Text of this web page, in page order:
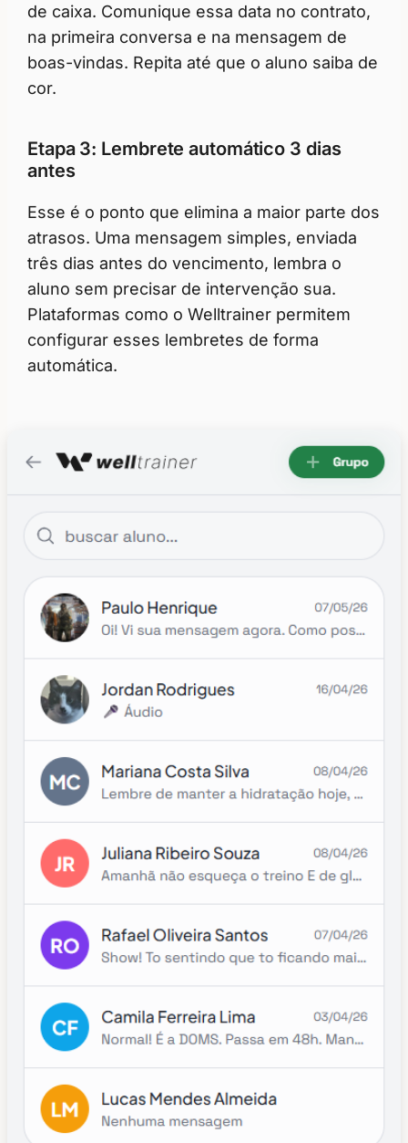
de caixa. Comunique essa data no contrato,
na primeira conversa e na mensagem de
boas-vindas. Repita até que o aluno saiba de
cor.
Etapa 3: Lembrete automático 3 dias
antes
Esse é o ponto que elimina a maior parte dos
atrasos. Uma mensagem simples, enviada
três dias antes do vencimento, lembra o
aluno sem precisar de intervenção sua.
Plataformas como o Welltrainer permitem
configurar esses lembretes de forma
automática.